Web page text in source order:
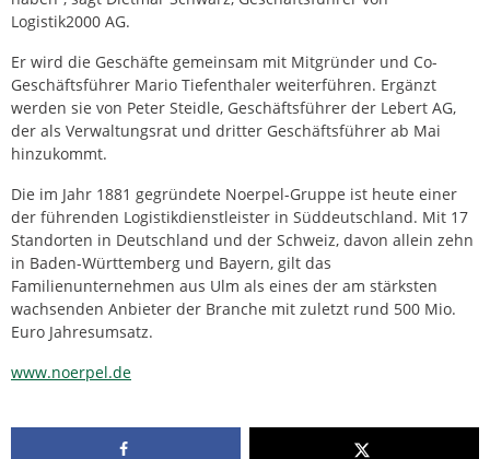
Logistik2000 AG.
Er wird die Geschäfte gemeinsam mit Mitgründer und Co-
Geschäftsführer Mario Tiefenthaler weiterführen. Ergänzt
werden sie von Peter Steidle, Geschäftsführer der Lebert AG,
der als Verwaltungsrat und dritter Geschäftsführer ab Mai
hinzukommt.
Die im Jahr 1881 gegründete Noerpel-Gruppe ist heute einer
der führenden Logistikdienstleister in Süddeutschland. Mit 17
Standorten in Deutschland und der Schweiz, davon allein zehn
in Baden-Württemberg und Bayern, gilt das
Familienunternehmen aus Ulm als eines der am stärksten
wachsenden Anbieter der Branche mit zuletzt rund 500 Mio.
Euro Jahresumsatz.
www.noerpel.de